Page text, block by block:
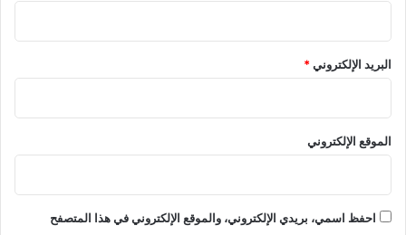
البريد الإلكتروني*
الموقع الإلكتروني
احفظ اسمي، بريدي الإلكتروني، والموقع الإلكتروني في هذا المتصفح